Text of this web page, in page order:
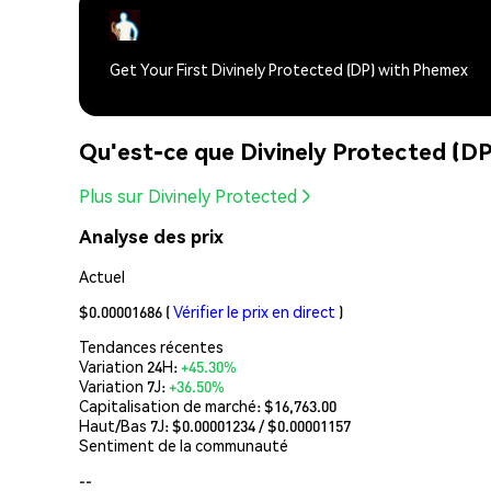
Get Your First Divinely Protected (DP) with Phemex
Qu'est-ce que Divinely Protected
Plus sur Divinely Protected
Analyse des prix
Actuel
$0.00001686 (Vérifier le prix en direct )
Tendances récentes
Variation 24H:+45.30%
Variation 7J:+36.50%
Capitalisation de marché:$16,763.00
Haut/Bas 7J: $0.00001234/ $0.00001157
Sentiment de la communauté
--